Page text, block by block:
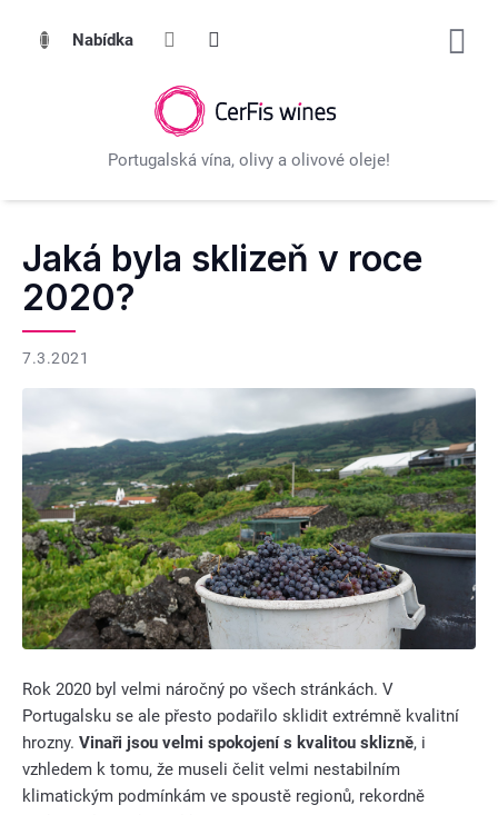
obsah
Jaká byla sklizeň v roce
2020?
7.3.2021
Rok 2020 byl velmi náročný po všech stránkách. V
Portugalsku se ale přesto podařilo sklidit extrémně kvalitní
hrozny. Vinaři jsou velmi spokojení s kvalitou sklizně, i
vzhledem k tomu, že museli čelit velmi nestabilním
klimatickým podmínkám ve spoustě regionů, rekordně